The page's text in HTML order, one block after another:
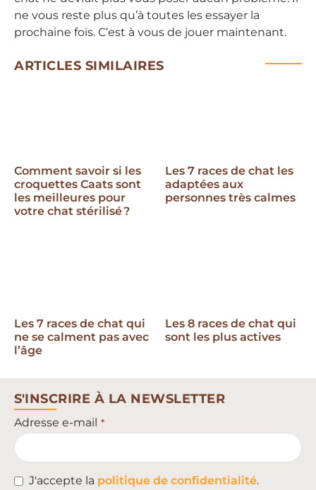
ne vous reste plus qu’à toutes les essayer la
prochaine fois. C’est à vous de jouer maintenant.
ARTICLES SIMILAIRES
Comment savoir si les
croquettes Caats sont
les meilleures pour
votre chat stérilisé ?
Les 7 races de chat les
adaptées aux
personnes très calmes
Les 7 races de chat qui
ne se calment pas avec
l’âge
Les 8 races de chat qui
sont les plus actives
S'INSCRIRE À LA NEWSLETTER
Adresse e-mail *
J'accepte la politique de confidentialité.